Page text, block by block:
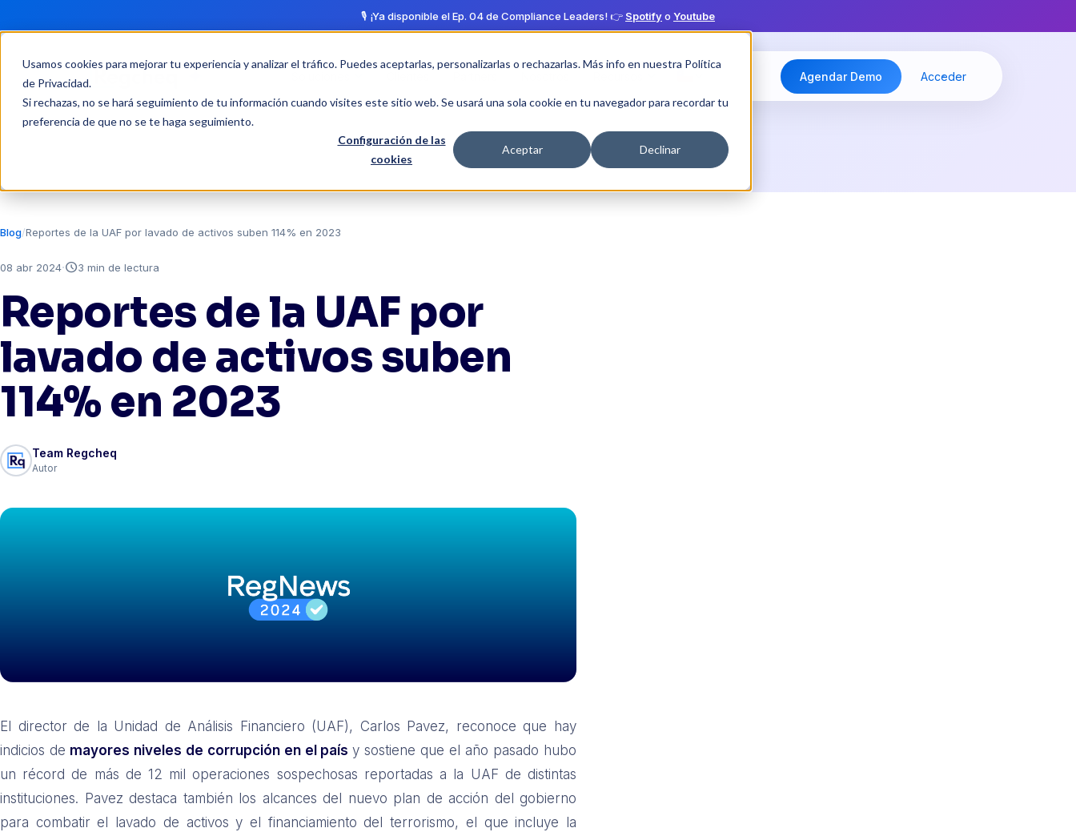
Usamos cookies para mejorar tu experiencia y analizar el tráfico. Puedes aceptarlas, personalizarlas o rechazarlas. Más info en nuestra Política
de Privacidad.
Si rechazas, no se hará seguimiento de tu información cuando visites este sitio web. Se usará una sola cookie en tu navegador para recordar tu
preferencia de que no se te haga seguimiento.
Configuración de las
cookies
Aceptar Declinar
🎙️ ¡Ya disponible el Ep. 04 de Compliance Leaders! 👉 Spotifyo Youtube
Agendar Demo Acceder
Blog Reportes de la UAF por lavado de activos suben 114% en 2023
08 abr 2024·schedule3 min de lectura
Reportes de la UAF por
lavado de activos suben
114% en 2023
Team Regcheq
Autor
El director de la Unidad de Análisis Financiero (UAF), Carlos Pavez, reconoce que hay
indicios de mayores niveles de corrupción en el paísy sostiene que el año pasado hubo
un récord de más de 12 mil operaciones sospechosas reportadas a la UAF de distintas
instituciones. Pavez destaca también los alcances del nuevo plan de acción del gobierno
para combatir el lavado de activos y el financiamiento del terrorismo, el que incluye la